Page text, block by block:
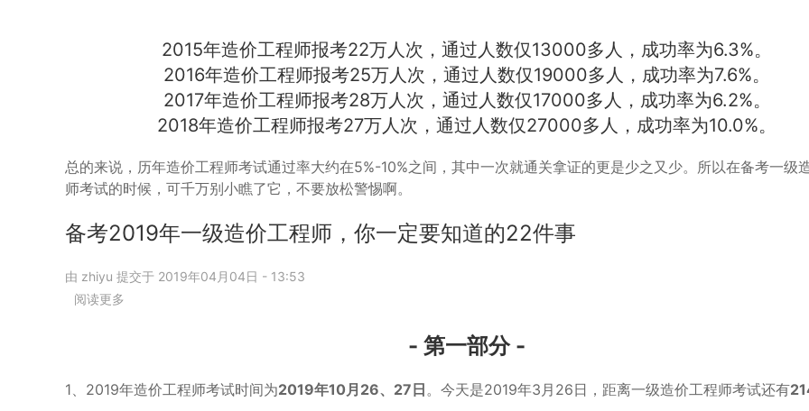
四
大
你
了
2015年造价工程师报考22万人次，通过人数仅13000多人，成功率为6.3%。
2016年造价工程师报考25万人次，通过人数仅19000多人，成功率为7.6%。
2017年造价工程师报考28万人次，通过人数仅17000多人，成功率为6.2%。
2018年造价工程师报考27万人次，通过人数仅27000多人，成功率为10.0%。
总的来说，历年造价工程师考试通过率大约在5%-10%之间，其中一次就通关拿证的更是少之又少。所以在备考一级
师考试的时候，可千万别小瞧了它，不要放松警惕啊。
备考2019年一级造价工程师，你一定要知道的22件事
由 zhiyu 提交于 2019年04月04日 - 13:53
阅读更多
年
- 第一部分 -
1、2019年造价工程师考试时间为2019年10月26、27日 。今天是2019年3月26日，距离一级造价工程师考试还有